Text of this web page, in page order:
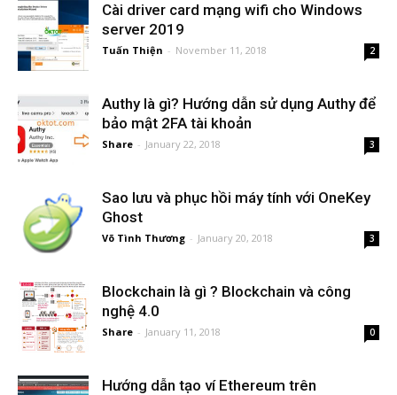
Cài driver card mạng wifi cho Windows
server 2019
Tuấn Thiện - November 11, 2018 2
Authy là gì? Hướng dẫn sử dụng Authy để
bảo mật 2FA tài khoản
Share - January 22, 2018 3
Sao lưu và phục hồi máy tính với OneKey
Ghost
Võ Tình Thương - January 20, 2018 3
Blockchain là gì ? Blockchain và công
nghệ 4.0
Share - January 11, 2018 0
Hướng dẫn tạo ví Ethereum trên